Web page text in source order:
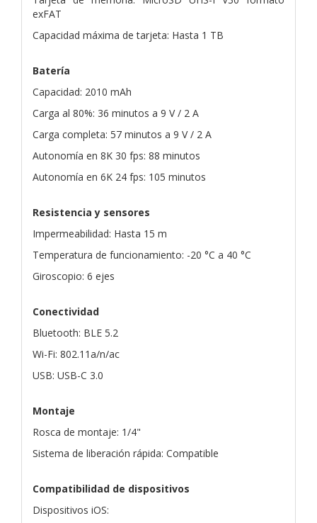
exFAT
Capacidad máxima de tarjeta: Hasta 1 TB
Batería
Capacidad: 2010 mAh
Carga al 80%: 36 minutos a 9 V / 2 A
Carga completa: 57 minutos a 9 V / 2 A
Autonomía en 8K 30 fps: 88 minutos
Autonomía en 6K 24 fps: 105 minutos
Resistencia y sensores
Impermeabilidad: Hasta 15 m
Temperatura de funcionamiento: -20 °C a 40 °C
Giroscopio: 6 ejes
Conectividad
Bluetooth: BLE 5.2
Wi-Fi: 802.11a/n/ac
USB: USB-C 3.0
Montaje
Rosca de montaje: 1/4"
Sistema de liberación rápida: Compatible
Compatibilidad de dispositivos
Dispositivos iOS: